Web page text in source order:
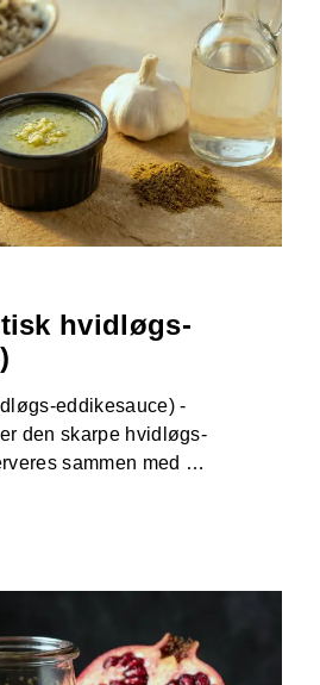
hvidløgs-
eddikesauce) -
den skarpe hvidløgs-
sammen med …